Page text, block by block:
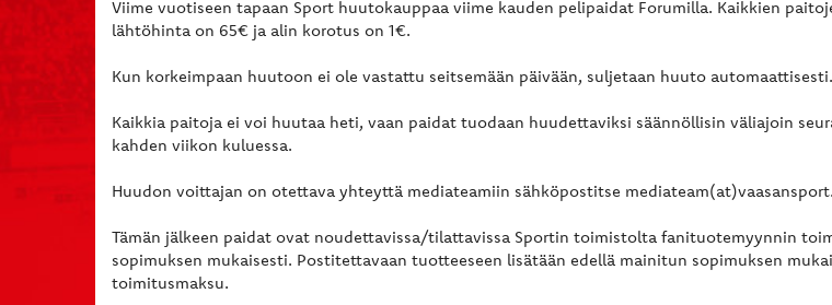
Viime vuotiseen tapaan Sport huutokauppaa viime kauden pelipaidat Forumilla. Kaikkien
lähtöhinta on 65€ ja alin korotus on 1€.
Kun korkeimpaan huutoon ei ole vastattu seitsemään päivään, suljetaan huuto automaattisesti.
Kaikkia paitoja ei voi huutaa heti, vaan paidat tuodaan huudettaviksi säännöllisin väliajoin
kahden viikon kuluessa.
Huudon voittajan on otettava yhteyttä mediateamiin sähköpostitse
Tämän jälkeen paidat ovat noudettavissa/tilattavissa Sportin toimistolta fanituotemyynnin
sopimuksen mukaisesti. Postitettavaan tuotteeseen lisätään edellä mainitun sopimuksen
toimitusmaksu.